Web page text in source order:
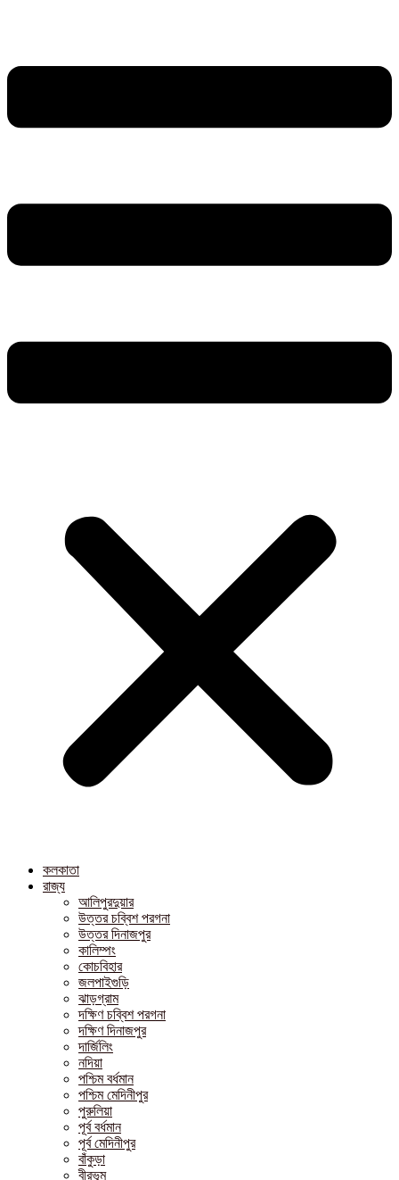
কলকাতা
রাজ্য
আলিপুরদুয়ার
উত্তর চব্বিশ পরগনা
উত্তর দিনাজপুর
কালিম্পং
কোচবিহার
জলপাইগুড়ি
ঝাড়গ্রাম
দক্ষিণ চব্বিশ পরগনা
দক্ষিণ দিনাজপুর
দার্জিলিং
নদিয়া
পশ্চিম বর্ধমান
পশ্চিম মেদিনীপুর
পুরুলিয়া
পূর্ব বর্ধমান
পূর্ব মেদিনীপুর
বাঁকুড়া
বীরভূম